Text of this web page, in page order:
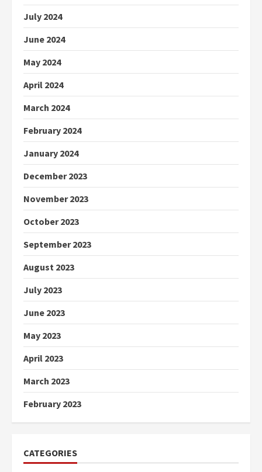
July 2024
June 2024
May 2024
April 2024
March 2024
February 2024
January 2024
December 2023
November 2023
October 2023
September 2023
August 2023
July 2023
June 2023
May 2023
April 2023
March 2023
February 2023
CATEGORIES